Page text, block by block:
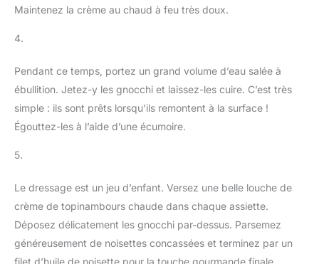
Maintenez la crème au chaud à feu très doux.
4.
Pendant ce temps, portez un grand volume d’eau salée à
ébullition. Jetez-y les gnocchi et laissez-les cuire. C’est très
simple : ils sont prêts lorsqu’ils remontent à la surface !
Égouttez-les à l’aide d’une écumoire.
5.
Le dressage est un jeu d’enfant. Versez une belle louche de
crème de topinambours chaude dans chaque assiette.
Déposez délicatement les gnocchi par-dessus. Parsemez
généreusement de noisettes concassées et terminez par un
filet d’huile de noisette pour la touche gourmande finale.